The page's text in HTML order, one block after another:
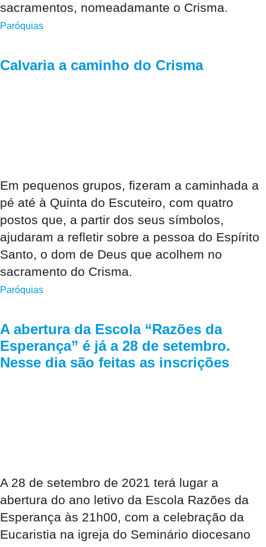
sacramentos, nomeadamante o Crisma.
Paróquias
Calvaria a caminho do Crisma
Em pequenos grupos, fizeram a caminhada a
pé até à Quinta do Escuteiro, com quatro
postos que, a partir dos seus símbolos,
ajudaram a refletir sobre a pessoa do Espírito
Santo, o dom de Deus que acolhem no
sacramento do Crisma.
Paróquias
A abertura da Escola “Razões da
Esperança” é já a 28 de setembro.
Nesse dia são feitas as inscrições
A 28 de setembro de 2021 terá lugar a
abertura do ano letivo da Escola Razões da
Esperança às 21h00, com a celebração da
Eucaristia na igreja do Seminário diocesano